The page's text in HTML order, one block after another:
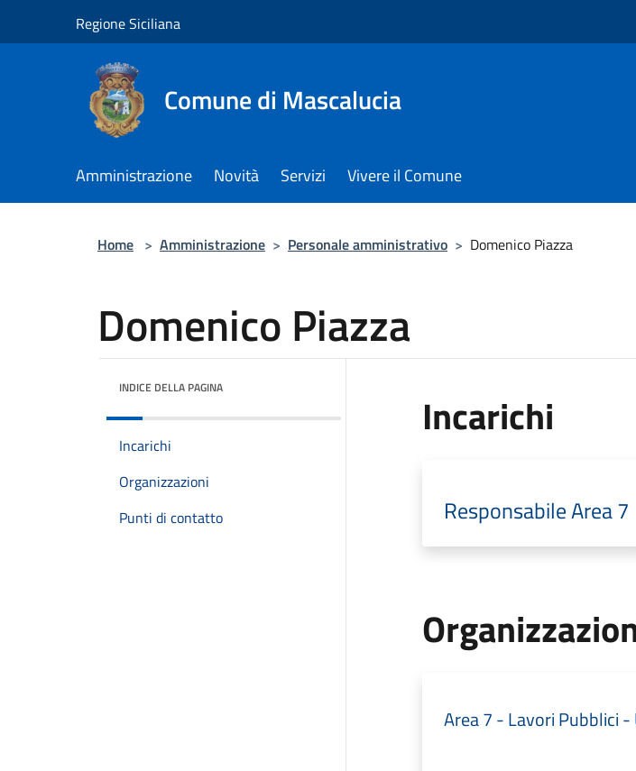
Regione Siciliana
Comune di Mascalucia
Amministrazione Novità Servizi Vivere il Comune
Home > Amministrazione > Personale amministrativo > Domenico Piazza
Domenico Piazza
INDICE DELLA PAGINA
Incarichi
Organizzazioni
Punti di contatto
Incarichi
Responsabile Area 7
Area 7 - Lavori Pubblici